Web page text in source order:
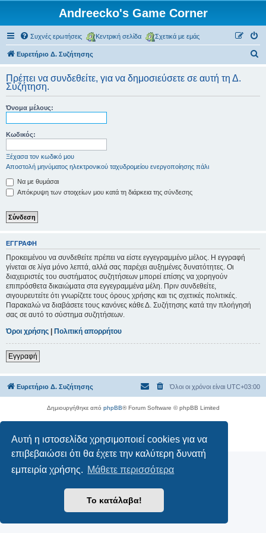
Αυτή η ιστοσελίδα χρησιμοποιεί cookies για να
επιβεβαιώσει ότι θα έχετε την καλύτερη δυνατή
εμπειρία χρήσης. Μάθετε περισσότερα
Το κατάλαβα!
Andreecko's Game Corner
Συχνές ερωτήσεις Κεντρική σελίδα Σχετικά με εμάς
Ευρετήριο Δ. Συζήτησης
ζ
Πρέπει να συνδεθείτε, για να δημοσιεύσετε σε αυτή τη Δ.
Συζήτηση.
Όνομα μέλους:
Κωδικός:
Ξέχασα τον κωδικό μου
Αποστολή μηνύματος ηλεκτρονικού ταχυδρομείου ενεργοποίησης πάλι
Να με θυμάσαι
Απόκρυψη των στοιχείων μου κατά τη διάρκεια της σύνδεσης
ΕΓΓΡΑΦΉ
Προκειμένου να συνδεθείτε πρέπει να είστε εγγεγραμμένο μέλος. Η εγγραφή
γίνεται σε λίγα μόνο λεπτά, αλλά σας παρέχει αυξημένες δυνατότητες. Οι
διαχειριστές του συστήματος συζητήσεων μπορεί επίσης να χορηγούν
επιπρόσθετα δικαιώματα στα εγγεγραμμένα μέλη. Πριν συνδεθείτε,
σιγουρευτείτε ότι γνωρίζετε τους όρους χρήσης και τις σχετικές πολιτικές.
Παρακαλώ να διαβάσετε τους κανόνες κάθε Δ. Συζήτησης κατά την πλοήγησή
σας σε αυτό το σύστημα συζητήσεων.
Όροι χρήσης | Πολιτική απορρήτου
Εγγραφή
Ευρετήριο Δ. Συζήτησης Όλοι οι χρόνοι είναι UTC+03:00
Δημιουργήθηκε από phpBB® Forum Software © phpBB Limited
Απόρρητο | Όροι